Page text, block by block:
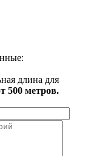
длина для
500 метров.